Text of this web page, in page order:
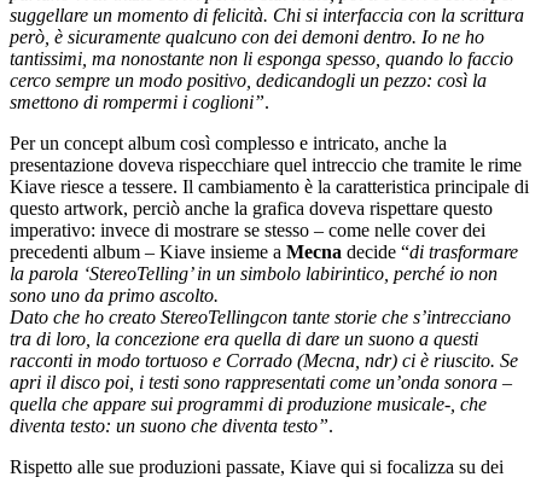
suggellare un momento di felicità. Chi si interfaccia con la scrittura
però, è sicuramente qualcuno con dei demoni dentro. Io ne ho
tantissimi, ma nonostante non li esponga spesso, quando lo faccio
cerco sempre un modo positivo, dedicandogli un pezzo: così la
smettono di rompermi i coglioni”.
Per un concept album così complesso e intricato, anche la
presentazione doveva rispecchiare quel intreccio che tramite le rime
Kiave riesce a tessere. Il cambiamento è la caratteristica principale di
questo artwork, perciò anche la grafica doveva rispettare questo
imperativo: invece di mostrare se stesso – come nelle cover dei
precedenti album – Kiave insieme a Mecna decide “di trasformare
la parola ‘StereoTelling’ in un simbolo labirintico, perché io non
sono uno da primo ascolto.
Dato che ho creato StereoTellingcon tante storie che s’intrecciano
tra di loro, la concezione era quella di dare un suono a questi
racconti in modo tortuoso e Corrado (Mecna, ndr) ci è riuscito. Se
apri il disco poi, i testi sono rappresentati come un’onda sonora –
quella che appare sui programmi di produzione musicale-, che
diventa testo: un suono che diventa testo”.
Rispetto alle sue produzioni passate, Kiave qui si focalizza su dei